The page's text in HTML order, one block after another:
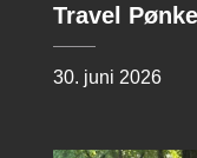
Travel
30. juni 2026